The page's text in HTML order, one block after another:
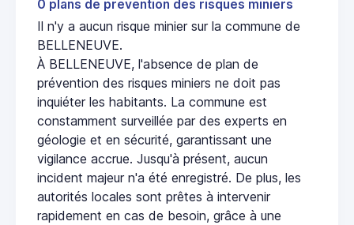
0 plans de prevention des risques miniers
Il n'y a aucun risque minier sur la commune de
BELLENEUVE.
À BELLENEUVE, l'absence de plan de
prévention des risques miniers ne doit pas
inquiéter les habitants. La commune est
constamment surveillée par des experts en
géologie et en sécurité, garantissant une
vigilance accrue. Jusqu'à présent, aucun
incident majeur n'a été enregistré. De plus, les
autorités locales sont prêtes à intervenir
rapidement en cas de besoin, grâce à une